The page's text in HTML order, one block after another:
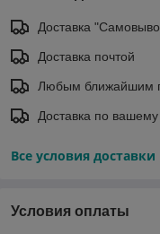
Доставка
Доставка почтой
Любым ближайшим
Доставка по
Все условия доставки
Условия оплаты